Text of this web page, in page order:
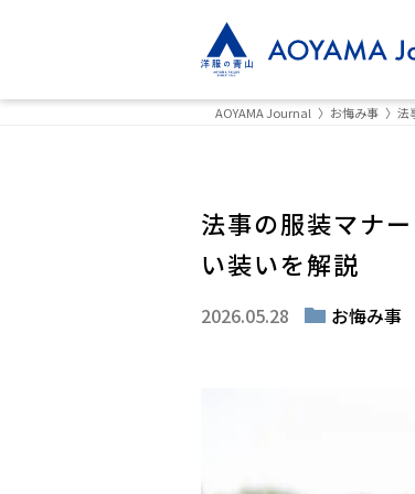
AOYAMA Journal お悔み事 法
法事の服装マナ
い装いを解説
2026.05.28 お悔み事